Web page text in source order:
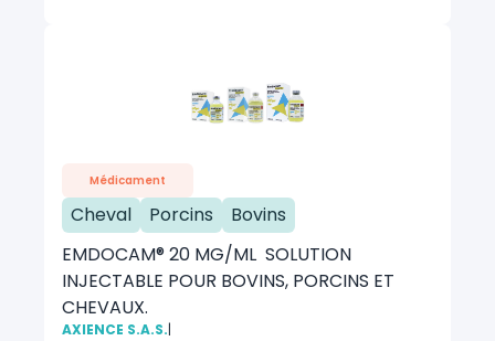
Médicament
Cheval Porcins
Bovins
EMDOCAM® 20 MG/ML SOLUTION
INJECTABLE POUR BOVINS, PORCINS ET
CHEVAUX.
AXIENCE S.A.S.|